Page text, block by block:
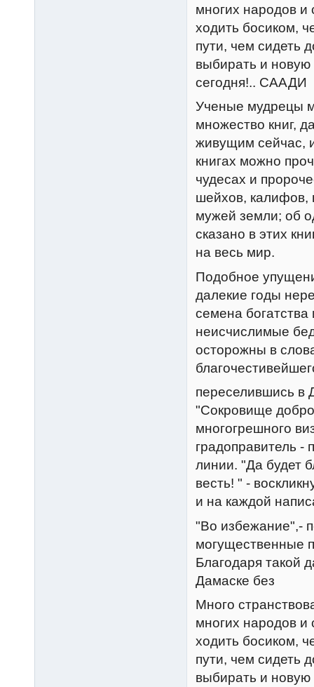
многих народов и
ходить босиком,
пути, чем сидеть
выбирать и новую
сегодня!.. СААДИ
Ученые мудрецы
множество книг,
живущим сейчас,
книгах можно
чудесах и
шейхов, калифов,
мужей земли; об
сказано в этих
на весь мир.
Подобное
далекие годы
семена
неисчислимые
осторожны в
переселившись в
"Сокровище
многогрешного
градоправитель -
линии. "Да будет
весть! " -
и на каждой
"Во избежание",-
могущественные
Благодаря такой
Дамаске без
Много
многих народов и
ходить босиком,
пути, чем сидеть
выбирать и новую